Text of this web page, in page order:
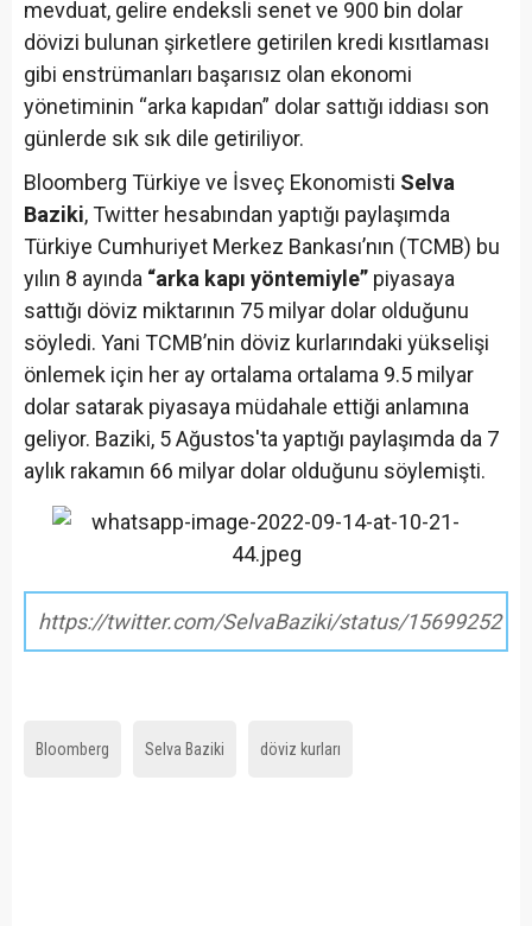
mevduat, gelire endeksli senet ve 900 bin dolar
dövizi bulunan şirketlere getirilen kredi kısıtlaması
gibi enstrümanları başarısız olan ekonomi
yönetiminin “arka kapıdan” dolar sattığı iddiası son
günlerde sık sık dile getiriliyor.
Bloomberg Türkiye ve İsveç Ekonomisti Selva
Baziki, Twitter hesabından yaptığı paylaşımda
Türkiye Cumhuriyet Merkez Bankası’nın (TCMB) bu
yılın 8 ayında “arka kapı yöntemiyle” piyasaya
sattığı döviz miktarının 75 milyar dolar olduğunu
söyledi. Yani TCMB’nin döviz kurlarındaki yükselişi
önlemek için her ay ortalama ortalama 9.5 milyar
dolar satarak piyasaya müdahale ettiği anlamına
geliyor. Baziki, 5 Ağustos'ta yaptığı paylaşımda da 7
aylık rakamın 66 milyar dolar olduğunu söylemişti.
https://twitter.com/SelvaBaziki/status/
Bloomberg Selva Baziki döviz kurları